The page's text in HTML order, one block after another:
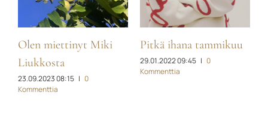
Olen miettinyt Miki
Liukkosta
23.09.2023 08:15 | 0
Kommenttia
Pitkä ihana tammikuu
29.01.2022 09:45 | 0
Kommenttia